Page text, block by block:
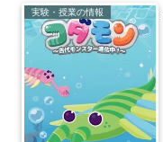
実験・授業の情報